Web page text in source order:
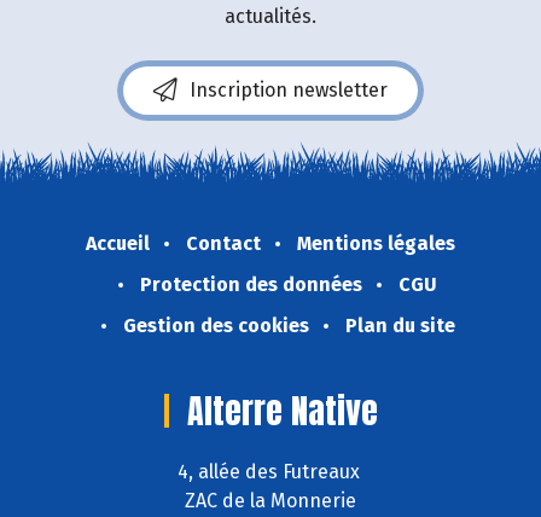
actualités.
Inscription newsletter
Accueil Contact
Mentions légales
Protection des données
CGU
Gestion des cookies
Plan du site
Alterre Native
4, allée des Futreaux
ZAC de la Monnerie